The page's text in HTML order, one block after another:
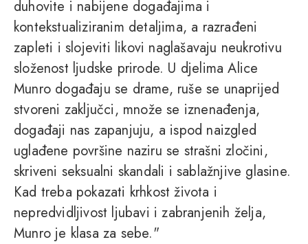
duhovite i nabijene događajima i
kontekstualiziranim detaljima, a razrađeni
zapleti i slojeviti likovi naglašavaju neukrotivu
složenost ljudske prirode. U djelima Alice
Munro događaju se drame, ruše se unaprijed
stvoreni zaključci, množe se iznenađenja,
događaji nas zapanjuju, a ispod naizgled
uglađene površine naziru se strašni zločini,
skriveni seksualni skandali i sablažnjive glasine.
Kad treba pokazati krhkost života i
nepredvidljivost ljubavi i zabranjenih želja,
Munro je klasa za sebe."